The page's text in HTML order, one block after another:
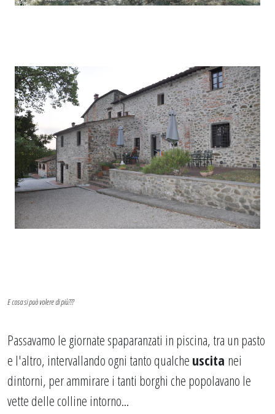
E cosa si può volere di più???
Passavamo le giornate spaparanzati in piscina, tra un pasto
e l'altro, intervallando ogni tanto qualche uscita nei
dintorni, per ammirare i tanti borghi che popolavano le
vette delle colline intorno...